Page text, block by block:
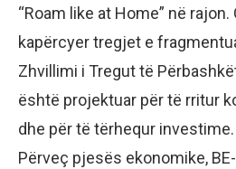
“Roam like at Home” në
kapërcyer tregjet e
Zhvillimi i Tregut të
është projektuar për të rritur
dhe për të tërhequr investime.
Përveç pjesës ekonomike,